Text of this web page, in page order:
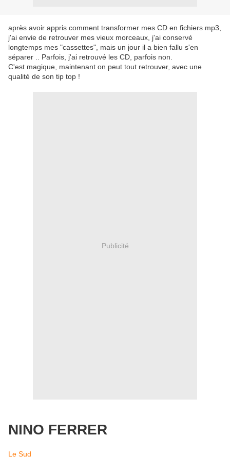
après avoir appris comment transformer mes CD en fichiers mp3,
j'ai envie de retrouver mes vieux morceaux, j'ai conservé
longtemps mes "cassettes", mais un jour il a bien fallu s'en
séparer .. Parfois, j'ai retrouvé les CD, parfois non.
C'est magique, maintenant on peut tout retrouver, avec une
qualité de son tip top !
Publicité
NINO FERRER
Le Sud